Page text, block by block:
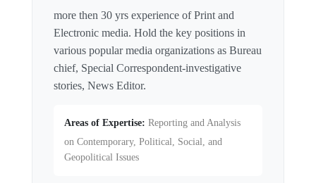
more then 30 yrs experience of Print and
Electronic media. Hold the key positions in
various popular media organizations as Bureau
chief, Special Correspondent-investigative
stories, News Editor.
Areas of Expertise: Reporting and Analysis
on Contemporary, Political, Social, and
Geopolitical Issues